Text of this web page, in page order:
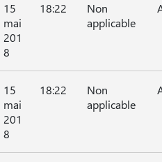
15
mai
201
8
18:22
Non
applicable
15
mai
201
8
18:22
Non
applicable